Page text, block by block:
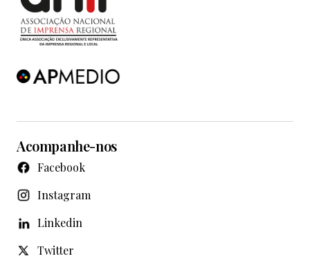
Acompanhe-nos
Facebook
Instagram
Linkedin
Twitter